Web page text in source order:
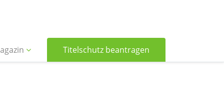
Titelschutz beantragen